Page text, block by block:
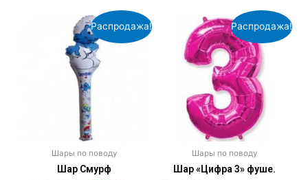
Распродажа!
Шары по поводу
Шар Смурф
Распродажа!
Шары по поводу
Шар «Цифра 3» фуше.